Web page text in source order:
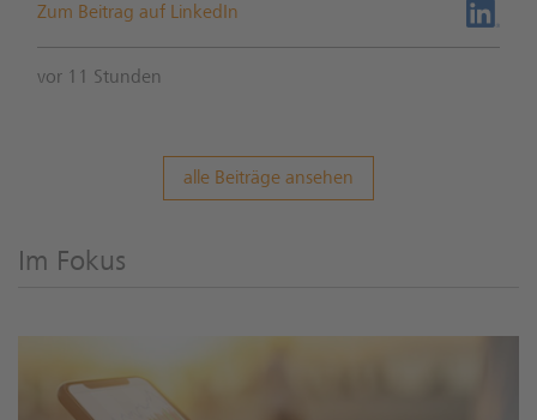
Zum Beitrag auf LinkedIn
vor 11 Stunden
alle Beiträge ansehen
Im Fokus